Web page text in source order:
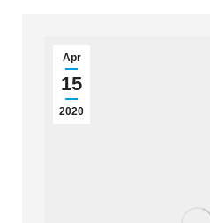
Apr
15
2020